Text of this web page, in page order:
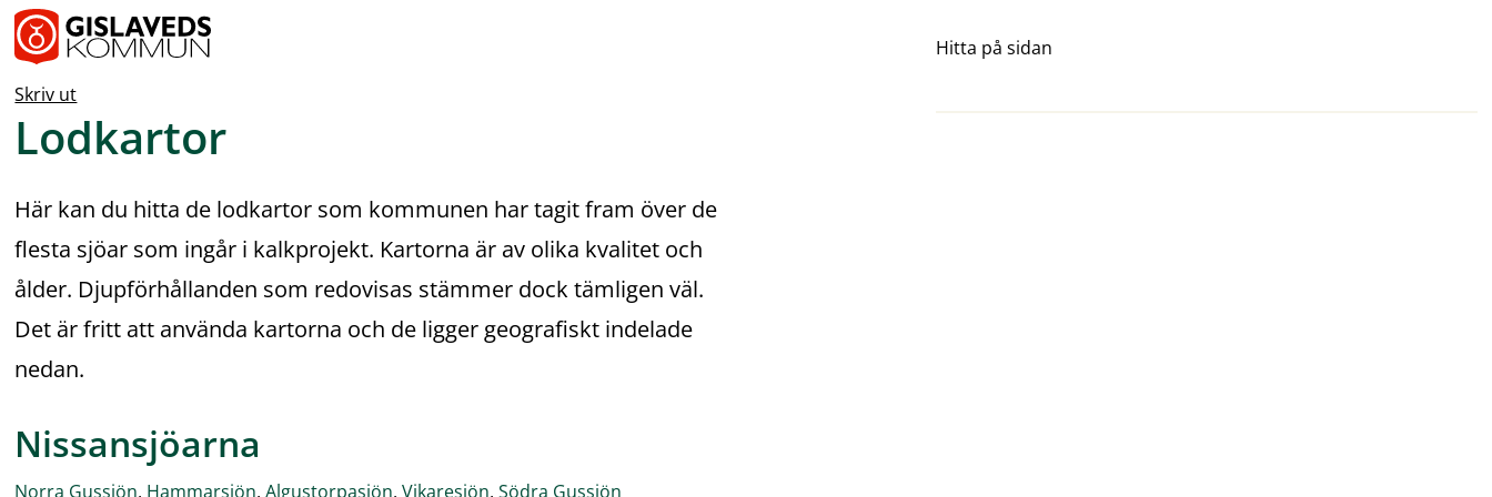
Skriv ut
Lodkartor
Här kan du hitta de lodkartor som kommunen har tagit fram över de
flesta sjöar som ingår i kalkprojekt. Kartorna är av olika kvalitet och
ålder. Djupförhållanden som redovisas stämmer dock tämligen väl.
Det är fritt att använda kartorna och de ligger geografiskt indelade
nedan.
Nissansjöarna
Norra Gussjönpdf, 1.3 MB.
, Hammarsjönpdf, 1 MB.
, Algustorpasjönpdf, 1.4 MB.
, Vikaresjönpdf, 1.1 MB.
, Södra Gussjön
Hitta på sidan